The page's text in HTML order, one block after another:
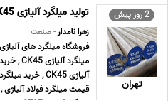
2 روز پیش
تهران
تولید میلگرد آلیاژی CK45
زهرا نامدار- صنعت
فروشگاه میلگرد های